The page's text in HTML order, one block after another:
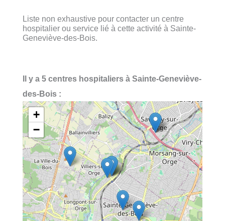
Liste non exhaustive pour contacter un centre
hospitalier ou service lié à cette activité à Sainte-
Geneviève-des-Bois.
Il y a 5 centres hospitaliers à Sainte-Geneviève-
des-Bois :
+
−